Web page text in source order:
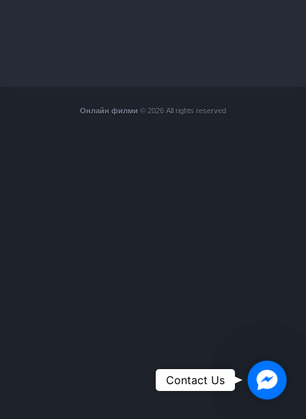
Онлайн филми © 2026 All rights reserved
Contact Us